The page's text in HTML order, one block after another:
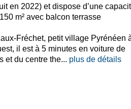
en 2022) et dispose d’une
m² avec balcon terrasse
Fréchet, petit village Pyrénéen
il est à 5 minutes en voiture de
et du centre the... plus de détails